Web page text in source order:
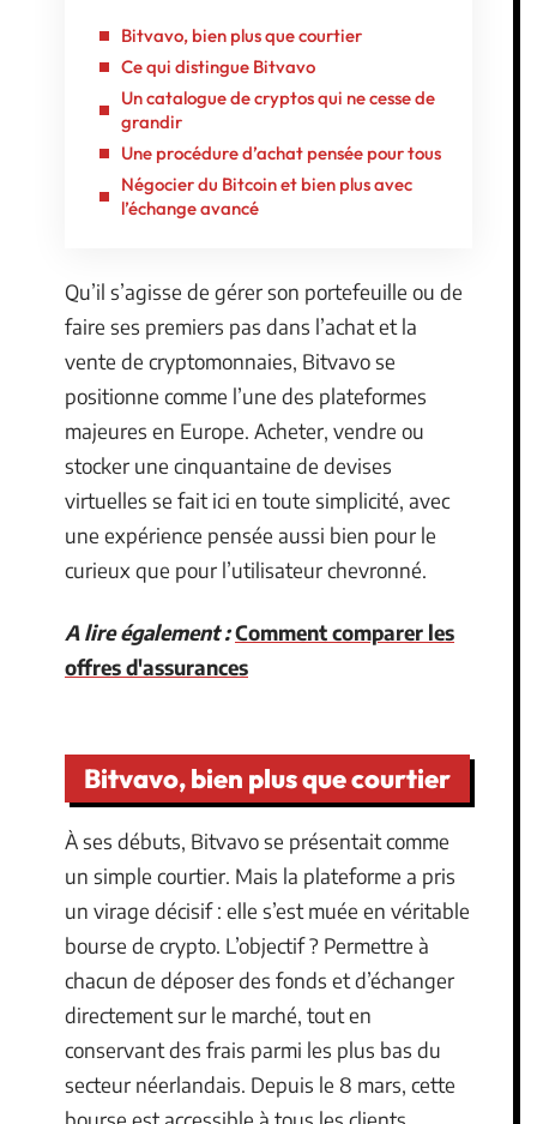
Bitvavo, bien plus que courtier
Ce qui distingue Bitvavo
Un catalogue de cryptos qui ne cesse de
grandir
Une procédure d’achat pensée pour tous
Négocier du Bitcoin et bien plus avec
l’échange avancé
Qu’il s’agisse de gérer son portefeuille ou de
faire ses premiers pas dans l’achat et la
vente de cryptomonnaies, Bitvavo se
positionne comme l’une des plateformes
majeures en Europe. Acheter, vendre ou
stocker une cinquantaine de devises
virtuelles se fait ici en toute simplicité, avec
une expérience pensée aussi bien pour le
curieux que pour l’utilisateur chevronné.
A lire également :Comment comparer les
offres d'assurances
Bitvavo, bien plus que courtier
À ses débuts, Bitvavo se présentait comme
un simple courtier. Mais la plateforme a pris
un virage décisif : elle s’est muée en véritable
bourse de crypto. L’objectif ? Permettre à
chacun de déposer des fonds et d’échanger
directement sur le marché, tout en
conservant des frais parmi les plus bas du
secteur néerlandais. Depuis le 8 mars, cette